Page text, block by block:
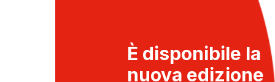
È disponibile la
nuova edizione